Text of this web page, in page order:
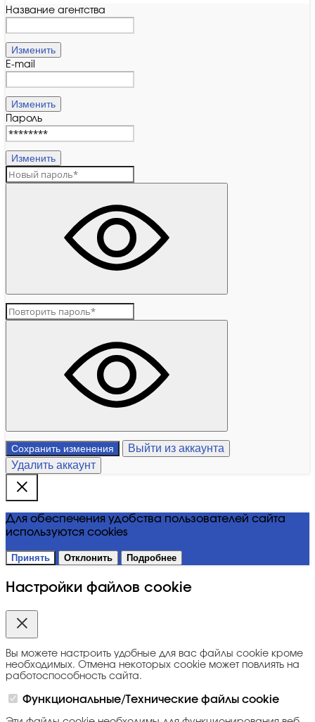
Название агентства
Изменить
E-mail
Изменить
Пароль
Изменить
Сохранить изменения
Выйти из аккаунта
Удалить аккаунт
Для обеспечения удобства пользователей сайта
используются cookies
Принять Отклонить Подробнее
Настройки файлов cookie
Вы можете настроить удобные для вас файлы cookie кроме
необходимых. Отмена некоторых cookie может повлиять на
работоспособность сайта.
Функциональные/Технические файлы cookie